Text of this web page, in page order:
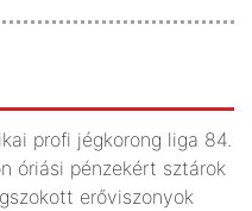
profi jégkorong liga 84.
óriási pénzekért sztárok
erőviszonyok